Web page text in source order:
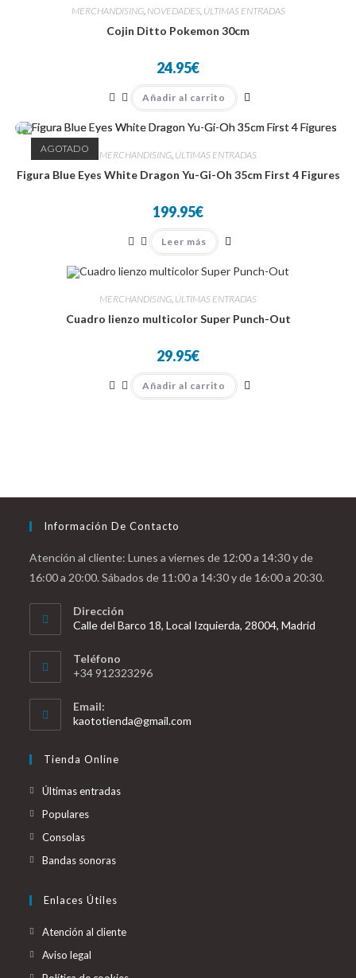
MERCHANDISING, NOVEDADES, ÚLTIMAS ENTRADAS
Cojin Ditto Pokemon 30cm
24.95€
Añadir al carrito
AGOTADO
MERCHANDISING, ÚLTIMAS ENTRADAS
Figura Blue Eyes White Dragon Yu-Gi-Oh 35cm First 4 Figures
199.95€
Leer más
MERCHANDISING, ÚLTIMAS ENTRADAS
Cuadro lienzo multicolor Super Punch-Out
29.95€
Añadir al carrito
Información De Contacto
Atención al cliente: Lunes a viernes de 12:00 a 14:30 y de
16:00 a 20:00. Sábados de 11:00 a 14:30 y de 16:00 a 20:30.
Dirección
Calle del Barco 18, Local Izquierda, 28004, Madrid
Teléfono
+34 912323296
Email:
kaototienda@gmail.com
Tienda Online
Últimas entradas
Populares
Consolas
Bandas sonoras
Enlaces Útiles
Atención al cliente
Aviso legal